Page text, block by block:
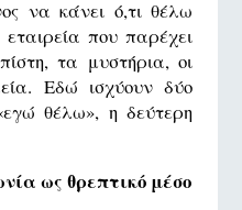
να κάνει ό,τι θέλω
που παρέχει
τα μυστήρια, οι
Εδώ ισχύουν δύο
θέλω», η δεύτερη
ως θρεπτικό μέσο